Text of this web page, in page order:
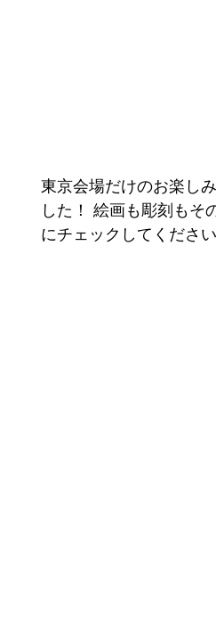
東京会場だけのお楽し
した！ 絵画も彫刻もそ
にチェックしてください